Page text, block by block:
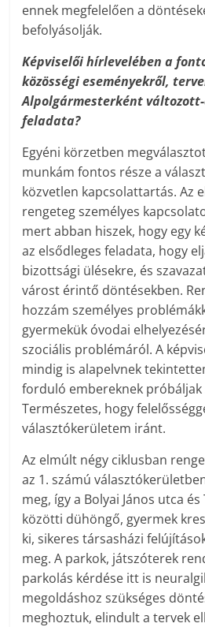
ennek megfelelően a
befolyásolják.
Képviselői hírlevelében a
közösségi eseményekről,
Alpolgármesterként
feladata?
Egyéni körzetben
munkám fontos része a
közvetlen kapcsolattartás. Az
rengeteg személyes
mert abban hiszek, hogy egy
az elsődleges feladata, hogy
bizottsági ülésekre, és
várost érintő döntésekben.
hozzám személyes
gyermekük óvodai
szociális problémáról. A
mindig is alapelvnek
forduló embereknek próbáljak
Természetes, hogy
választókerületem iránt.
Az elmúlt négy ciklusban
az 1. számú
meg, így a Bolyai János utca
közötti dühöngő, gyermek
ki, sikeres társasházi
meg. A parkok, játszóterek
parkolás kérdése itt is
megoldáshoz szükséges
meghoztuk, elindult a tervek